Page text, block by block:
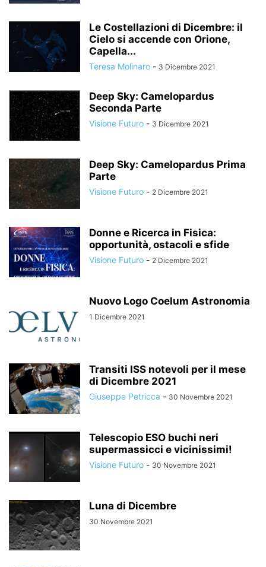
Le Costellazioni di Dicembre: il
Cielo si accende con Orione,
Capella...
Teresa Molinaro - 3 Dicembre 2021
Deep Sky: Camelopardus
Seconda Parte
Visione Futuro - 3 Dicembre 2021
Deep Sky: Camelopardus Prima
Parte
Visione Futuro - 2 Dicembre 2021
Donne e Ricerca in Fisica:
opportunità, ostacoli e sfide
Visione Futuro - 2 Dicembre 2021
Nuovo Logo Coelum Astronomia
1 Dicembre 2021
Transiti ISS notevoli per il mese
di Dicembre 2021
Giuseppe Petricca - 30 Novembre 2021
Telescopio ESO buchi neri
supermassicci e vicinissimi!
Visione Futuro - 30 Novembre 2021
Luna di Dicembre
30 Novembre 2021